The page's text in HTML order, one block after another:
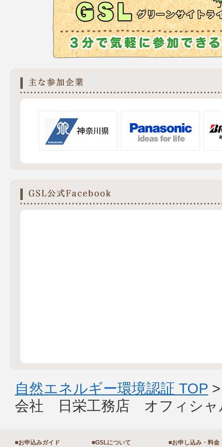
自然エネルギー環境認証 TOP
会社 日栄工務店 オフィシャ
■お申込みガイド ■GSLについて ■お申し込み・料金